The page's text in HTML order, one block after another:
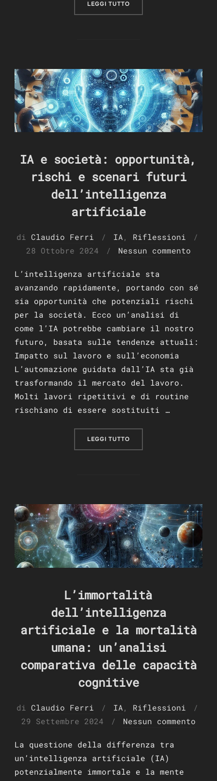
LEGGI TUTTO
IA e società: opportunità,
rischi e scenari futuri
dell’intelligenza
artificiale
di Claudio Ferri IA, Riflessioni
Pubblicato
28 Ottobre 2024 Nessun commento
L’intelligenza artificiale sta
avanzando rapidamente, portando con sé
sia opportunità che potenziali rischi
per la società. Ecco un’analisi di
come l’IA potrebbe cambiare il nostro
futuro, basata sulle tendenze attuali:
Impatto sul lavoro e sull’economia
L’automazione guidata dall’IA sta già
trasformando il mercato del lavoro.
Molti lavori ripetitivi e di routine
rischiano di essere sostituiti …
LEGGI TUTTO
L’immortalità
dell’intelligenza
artificiale e la mortalità
umana: un’analisi
comparativa delle capacità
cognitive
di Claudio Ferri IA, Riflessioni
Pubblicato
29 Settembre 2024 Nessun commento
La questione della differenza tra
un’intelligenza artificiale (IA)
potenzialmente immortale e la mente